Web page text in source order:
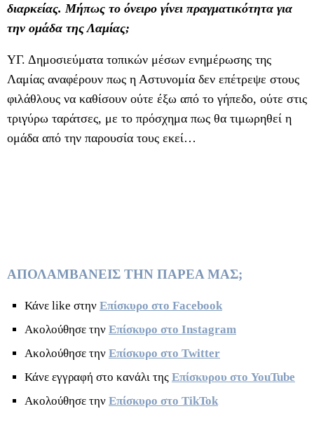
διαρκείας. Μήπως το όνειρο γίνει πραγματικότητα για
την ομάδα της Λαμίας;
ΥΓ. Δημοσιεύματα τοπικών μέσων ενημέρωσης της
Λαμίας αναφέρουν πως η Αστυνομία δεν επέτρεψε στους
φιλάθλους να καθίσουν ούτε έξω από το γήπεδο, ούτε στις
τριγύρω ταράτσες, με το πρόσχημα πως θα τιμωρηθεί η
ομάδα από την παρουσία τους εκεί…
ΑΠΟΛΑΜΒΑΝΕΙΣ ΤΗΝ ΠΑΡΕΑ ΜΑΣ;
Κάνε like στην Επίσκυρο στο Facebook
Ακολούθησε την Επίσκυρο στο Instagram
Ακολούθησε την Επίσκυρο στο Twitter
Κάνε εγγραφή στο κανάλι της Επίσκυρου στο YouTube
Ακολούθησε την Επίσκυρο στο TikTok